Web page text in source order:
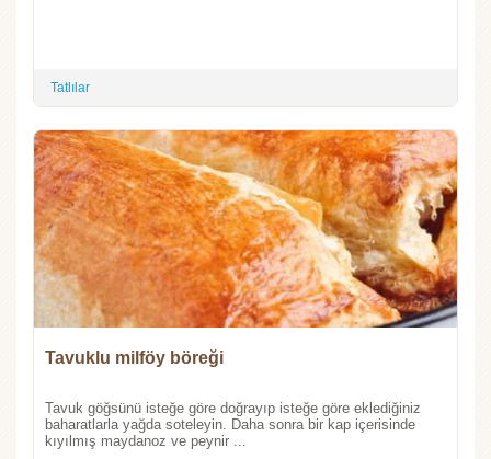
Tatlılar
Tavuklu milföy böreği
Tavuk göğsünü isteğe göre doğrayıp isteğe göre eklediğiniz
baharatlarla yağda soteleyin. Daha sonra bir kap içerisinde
kıyılmış maydanoz ve peynir ...